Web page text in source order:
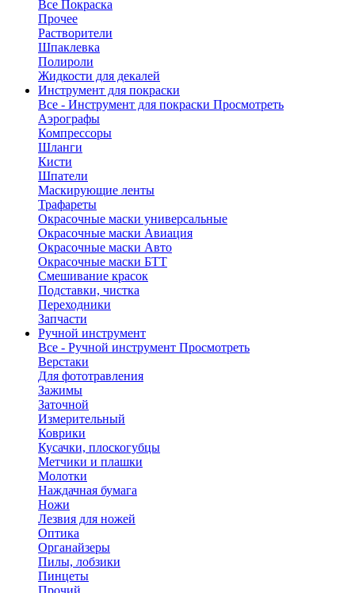
Все Покраска
Прочее
Растворители
Шпаклевка
Полироли
Жидкости для декалей
Инструмент для покраски
Все - Инструмент для покраски Просмотреть
Аэрографы
Компрессоры
Шланги
Кисти
Шпатели
Маскирующие ленты
Трафареты
Окрасочные маски универсальные
Окрасочные маски Авиация
Окрасочные маски Авто
Окрасочные маски БТТ
Смешивание красок
Подставки, чистка
Переходники
Запчасти
Ручной инструмент
Все - Ручной инструмент Просмотреть
Верстаки
Для фототравления
Зажимы
Заточной
Измерительный
Коврики
Кусачки, плоскогубцы
Метчики и плашки
Молотки
Наждачная бумага
Ножи
Лезвия для ножей
Оптика
Органайзеры
Пилы, лобзики
Пинцеты
Прочий